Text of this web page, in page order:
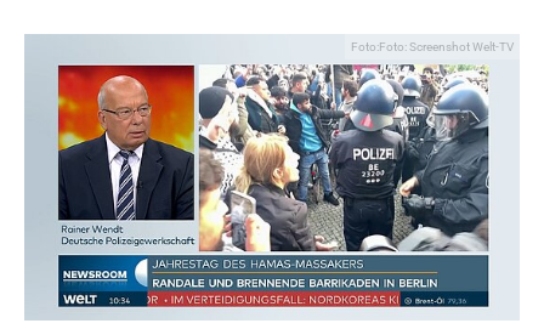
Foto:Foto: Screenshot Welt-TV